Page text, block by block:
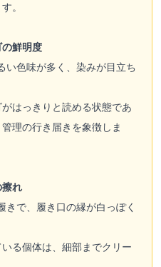
。
鮮明度
い色味が多く、染みが目立ち
はっきりと読める状態であ
理の行き届きを象徴しま
擦れ
で、履き口の縁が白っぽく
る個体は、細部までクリー